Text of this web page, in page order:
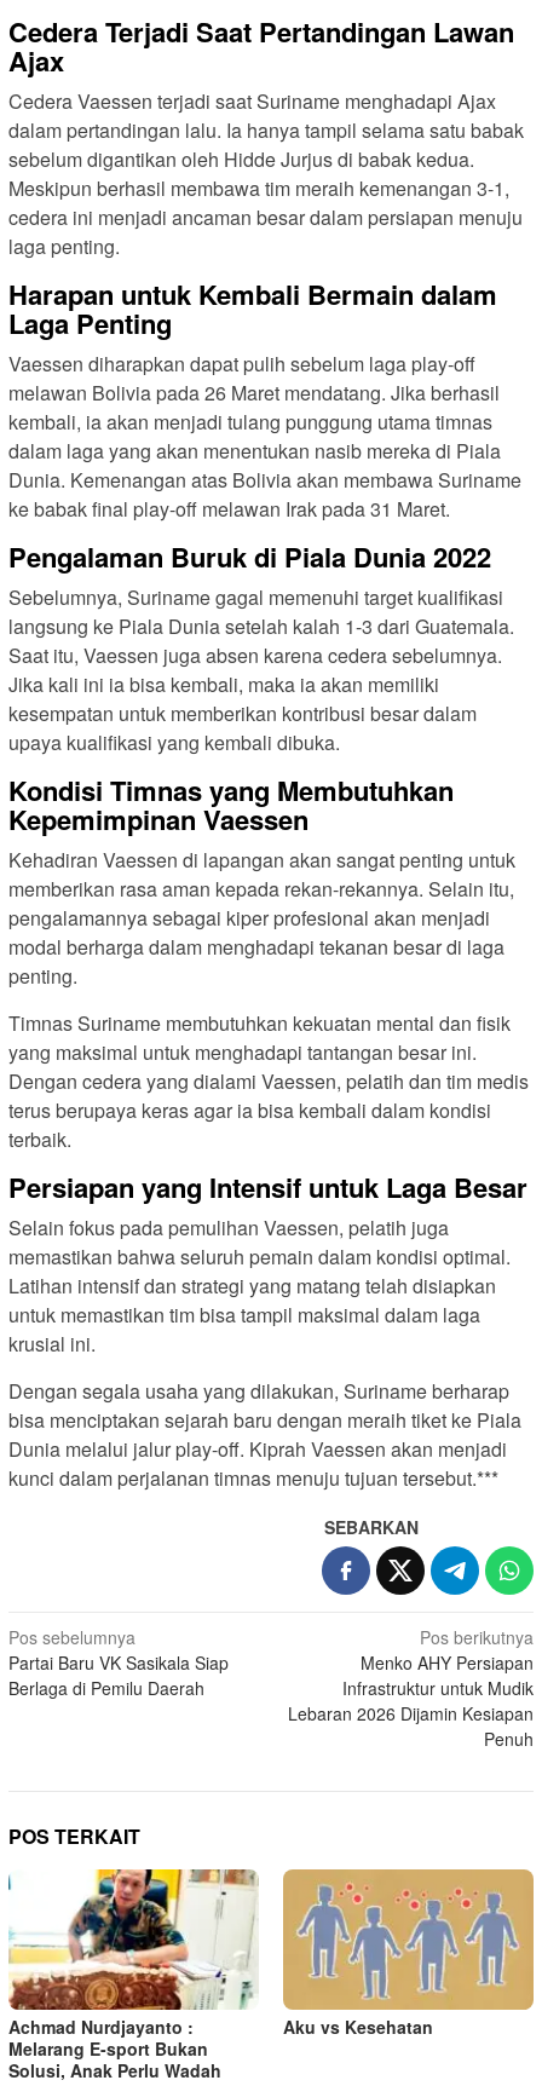
Cedera Terjadi Saat Pertandingan Lawan
Ajax
Cedera Vaessen terjadi saat Suriname menghadapi Ajax
dalam pertandingan lalu. Ia hanya tampil selama satu babak
sebelum digantikan oleh Hidde Jurjus di babak kedua.
Meskipun berhasil membawa tim meraih kemenangan 3-1,
cedera ini menjadi ancaman besar dalam persiapan menuju
laga penting.
Harapan untuk Kembali Bermain dalam
Laga Penting
Vaessen diharapkan dapat pulih sebelum laga play-off
melawan Bolivia pada 26 Maret mendatang. Jika berhasil
kembali, ia akan menjadi tulang punggung utama timnas
dalam laga yang akan menentukan nasib mereka di Piala
Dunia. Kemenangan atas Bolivia akan membawa Suriname
ke babak final play-off melawan Irak pada 31 Maret.
Pengalaman Buruk di Piala Dunia 2022
Sebelumnya, Suriname gagal memenuhi target kualifikasi
langsung ke Piala Dunia setelah kalah 1-3 dari Guatemala.
Saat itu, Vaessen juga absen karena cedera sebelumnya.
Jika kali ini ia bisa kembali, maka ia akan memiliki
kesempatan untuk memberikan kontribusi besar dalam
upaya kualifikasi yang kembali dibuka.
Kondisi Timnas yang Membutuhkan
Kepemimpinan Vaessen
Kehadiran Vaessen di lapangan akan sangat penting untuk
memberikan rasa aman kepada rekan-rekannya. Selain itu,
pengalamannya sebagai kiper profesional akan menjadi
modal berharga dalam menghadapi tekanan besar di laga
penting.
Timnas Suriname membutuhkan kekuatan mental dan fisik
yang maksimal untuk menghadapi tantangan besar ini.
Dengan cedera yang dialami Vaessen, pelatih dan tim medis
terus berupaya keras agar ia bisa kembali dalam kondisi
terbaik.
Persiapan yang Intensif untuk Laga Besar
Selain fokus pada pemulihan Vaessen, pelatih juga
memastikan bahwa seluruh pemain dalam kondisi optimal.
Latihan intensif dan strategi yang matang telah disiapkan
untuk memastikan tim bisa tampil maksimal dalam laga
krusial ini.
Dengan segala usaha yang dilakukan, Suriname berharap
bisa menciptakan sejarah baru dengan meraih tiket ke Piala
Dunia melalui jalur play-off. Kiprah Vaessen akan menjadi
kunci dalam perjalanan timnas menuju tujuan tersebut.***
SEBARKAN
N
a
v
s
i
o
s
Pos sebelumnya
Partai Baru VK Sasikala Siap
Berlaga di Pemilu Daerah
Pos berikutnya
Menko AHY Persiapan
Infrastruktur untuk Mudik
Lebaran 2026 Dijamin Kesiapan
Penuh
POS TERKAIT
Achmad Nurdjayanto :
Melarang E-sport Bukan
Solusi, Anak Perlu Wadah
Aku vs Kesehatan